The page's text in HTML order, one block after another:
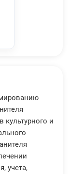
культурного и
учета,